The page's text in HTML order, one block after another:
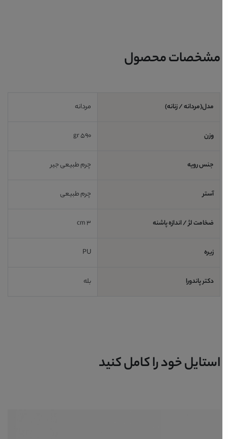
مشخصات محصول
مدل(مردانه / زنانه) مردانه
وزن 590 gr
جنس رویه چرم طبیعی جیر
آستر چرم طبیعی
ضخامت لژ / اندازه پاشنه
زیره PU
دکتر پاندورا بله
استایل خود را کامل کنید